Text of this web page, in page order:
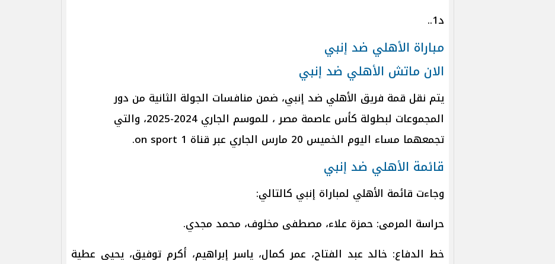
د1..
مباراة الأهلي ضد إنبي
الان ماتش الأهلي ضد إنبي
يتم نقل قمة فريق الأهلي ضد إنبي، ضمن منافسات الجولة الثانية من دور
المجموعات لبطولة كأس عاصمة مصر
، للموسم الجاري 2024-2025، والتي
تجمعهما مساء اليوم الخميس 20 مارس الجاري
عبر قناة on sport 1.
قائمة الأهلي ضد إنبي
وجاءت قائمة الأهلي لمباراة إنبي كالتالي:
حراسة المرمى: حمزة علاء، مصطفى مخلوف، محمد مجدي.
خط الدفاع: خالد عبد الفتاح، عمر كمال، ياسر إبراهيم، أكرم توفيق، يحيى عطية